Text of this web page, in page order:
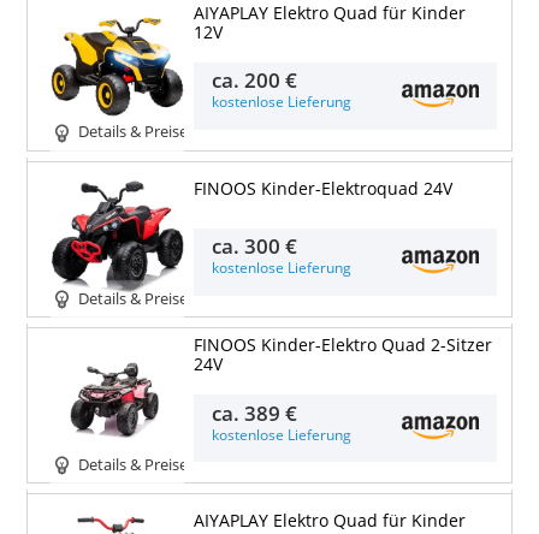
Details & Preise
AIYAPLAY Elektro Quad für Kinder
12V
ca.200 €
kostenlose Lieferung
Details & Preise
FINOOS Kinder-Elektroquad 24V
ca.300 €
kostenlose Lieferung
Details & Preise
FINOOS Kinder-Elektro Quad 2-Sitzer
24V
ca.389 €
kostenlose Lieferung
AIYAPLAY Elektro Quad für Kinder